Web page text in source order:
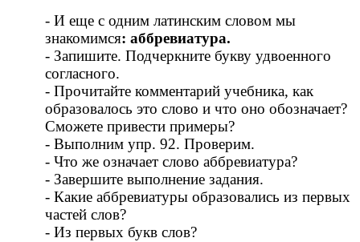
- И еще с одним латинским словом мы
знакомимся: аббревиатура.
- Запишите. Подчеркните букву удвоенного
согласного.
- Прочитайте комментарий учебника, как
образовалось это слово и что оно обозначает?
Сможете привести примеры?
- Выполним упр. 92. Проверим.
- Что же означает слово аббревиатура?
- Завершите выполнение задания.
- Какие аббревиатуры образовались из первых
частей слов?
- Из первых букв слов?